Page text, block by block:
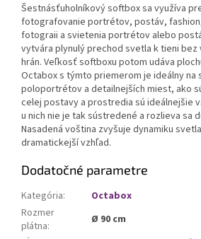
Šestnásťuholníkový softbox sa využíva
fotografovanie portrétov, postáv,
fotograii a svietenia portrétov alebo
vytvára plynulý prechod svetla k tieni
hrán. Veľkosť softboxu potom udáva
Octabox s týmto priemerom je ideálny
poloportrétov a detailnejších miest, ako
celej postavy a prostredia sú ideálnejšie
u nich nie je tak sústredené a rozlieva sa
Nasadená voština zvyšuje dynamiku
dramatickejší vzhľad.
Dodatočné parametre
Kategória:
Octabox
Rozmer
plátna:
Ø 90 cm